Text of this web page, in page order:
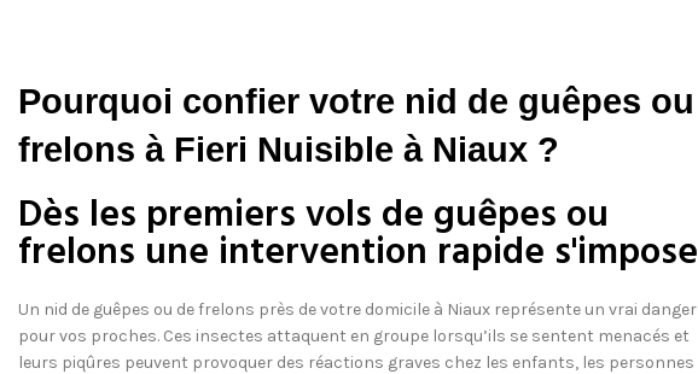
Pourquoi confier votre nid de guêpes ou
frelons à Fieri Nuisible à Niaux ?
Dès les premiers vols de guêpes ou
frelons une intervention rapide s'impose
Un nid de guêpes ou de frelons près de votre domicile à Niaux représente un vrai danger
pour vos proches. Ces insectes attaquent en groupe lorsqu’ils se sentent menacés et
leurs piqûres peuvent provoquer des réactions graves chez les enfants, les personnes